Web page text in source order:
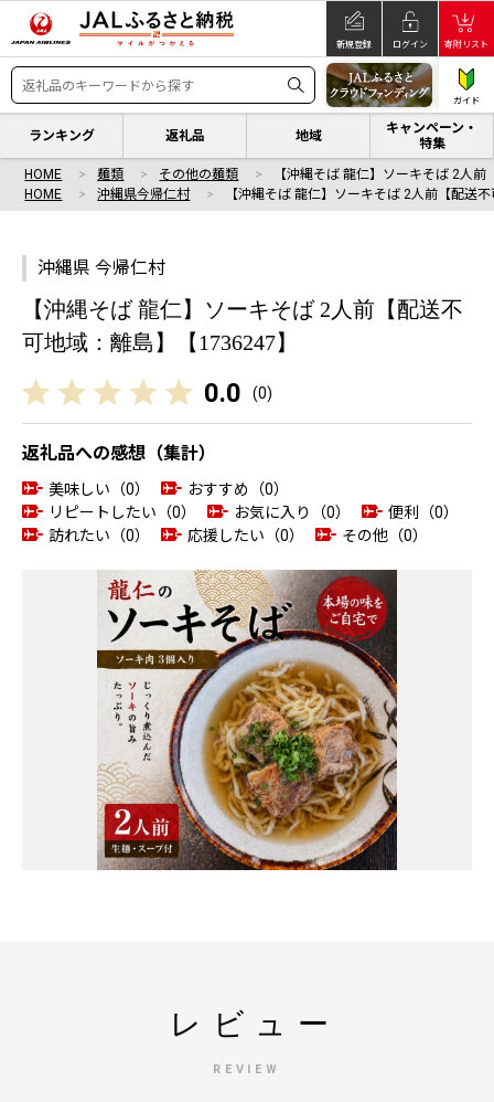
新規登録 ログイン 寄附リスト
ガイド
ランキング 返礼品 地域
キャンペーン・
特集
HOME 麺類 その他の麺類
【沖縄そば 龍仁】ソーキそば 2人
HOME
沖縄県今帰仁村 【沖縄そば 龍仁】ソーキそば 2人前【配送
沖縄県 今帰仁村
【沖縄そば 龍仁】ソーキそば 2人前【配送不
可地域：離島】【1736247】
0.0 (0)
返礼品への感想（集計）
美味しい（0）
おすすめ（0）
リピートしたい（0）
お気に入り（0）
便利（0）
訪れたい（0）
応援したい（0） その他（0）
レビュー
REVIEW